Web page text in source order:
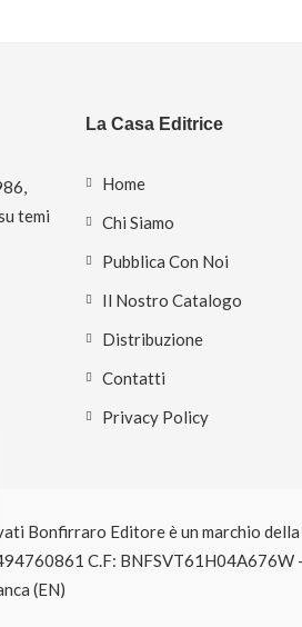
temi
La Casa Editrice
Home
Chi Siamo
Pubblica Con Noi
Il Nostro Catalogo
Distribuzione
Contatti
Privacy Policy
Bonfirraro Editore è un marchio della
C.F: BNFSVT61H04A676W
(EN)